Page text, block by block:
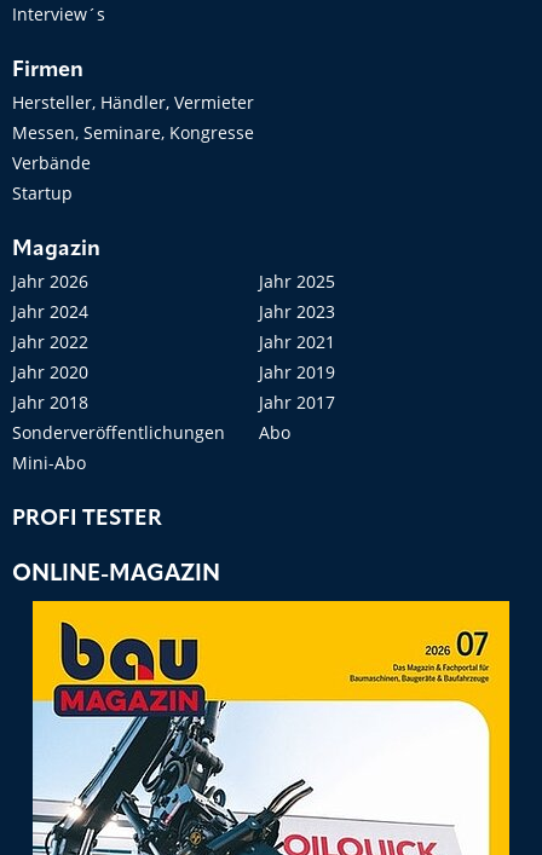
Interview´s
Firmen
Hersteller, Händler, Vermieter
Messen, Seminare, Kongresse
Verbände
Startup
Magazin
Jahr 2026
Jahr 2025
Jahr 2024
Jahr 2023
Jahr 2022
Jahr 2021
Jahr 2020
Jahr 2019
Jahr 2018
Jahr 2017
Sonderveröffentlichungen
Abo
Mini-Abo
PROFI TESTER
ONLINE-MAGAZIN